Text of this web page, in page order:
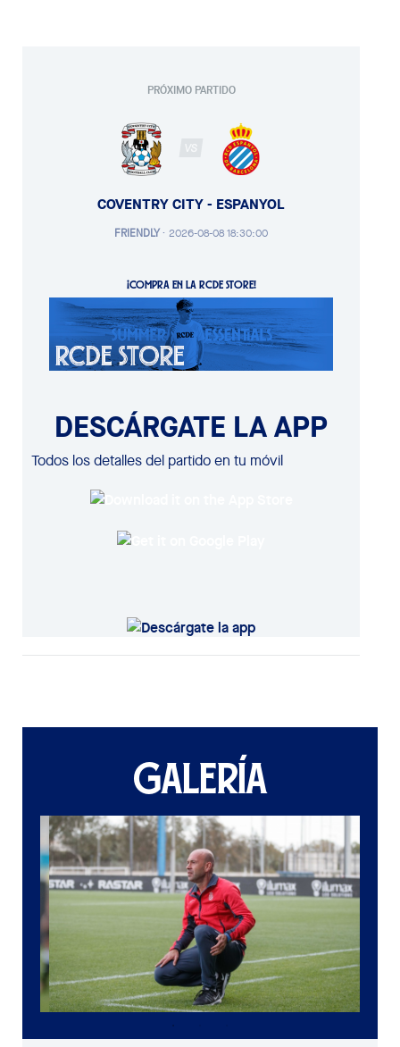
PRÓXIMO PARTIDO
VS
COVENTRY CITY - ESPANYOL
FRIENDLY· 2026-08-08 18:30:00
¡COMPRA EN LA RCDE STORE!
DESCÁRGATE LA APP
Todos los detalles del partido en tu móvil
GALERÍA